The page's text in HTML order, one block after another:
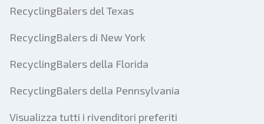
RecyclingBalers del Texas
RecyclingBalers di New York
RecyclingBalers della Florida
RecyclingBalers della Pennsylvania
Visualizza tutti i rivenditori preferiti